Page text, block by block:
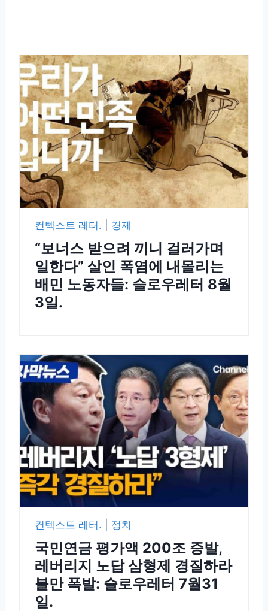
컨텍스트 레터. 경제
“보너스 받으려 끼니 걸러가며
일한다” 살인 폭염에 내몰리는
배민 노동자들: 슬로우레터 8월
3일.
컨텍스트 레터. 정치
국민연금 평가액 200조 증발,
레버리지 노답 삼형제 경질하라
불만 폭발: 슬로우레터 7월31
일.